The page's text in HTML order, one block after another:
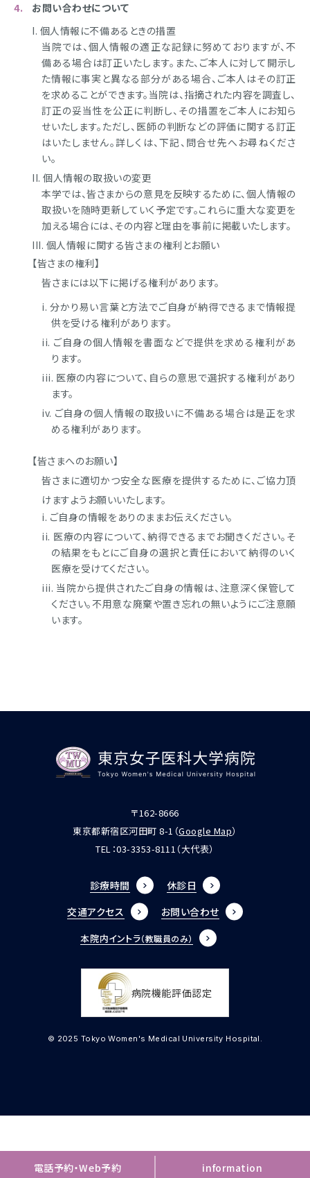
電話予約・Web予約 information
お問い合わせについて
個人情報に不備あるときの措置
当院では、個人情報の適正な記録に努めておりますが、不
備ある場合は訂正いたします。また、ご本人に対して開示し
た情報に事実と異なる部分がある場合、ご本人はその訂正
を求めることができます。当院は、指摘された内容を調査し、
訂正の妥当性を公正に判断し、その措置をご本人にお知ら
せいたします。ただし、医師の判断などの評価に関する訂正
はいたしません。詳しくは、下記、問合せ先へお尋ねくださ
い。
個人情報の取扱いの変更
本学では、皆さまからの意見を反映するために、個人情報の
取扱いを随時更新していく予定です。これらに重大な変更を
加える場合には、その内容と理由を事前に掲載いたします。
個人情報に関する皆さまの権利とお願い
【皆さまの権利】
皆さまには以下に掲げる権利があります。
分かり易い言葉と方法でご自身が納得できるまで情報提
供を受ける権利があります。
ご自身の個人情報を書面などで提供を求める権利があ
ります。
医療の内容について、自らの意思で選択する権利があり
ます。
ご自身の個人情報の取扱いに不備ある場合は是正を求
める権利があります。
【皆さまへのお願い】
皆さまに適切かつ安全な医療を提供するために、ご協力頂
けますようお願いいたします。
ご自身の情報をありのままお伝えください。
医療の内容について、納得できるまでお聞きください。そ
の結果をもとにご自身の選択と責任において納得のいく
医療を受けてください。
当院から提供されたご自身の情報は、注意深く保管して
ください。不用意な廃棄や置き忘れの無いようにご注意願
います。
〒162-8666
東京都新宿区河田町 8-1（Google Map）
TEL：03-3353-8111 （大代表）
診療時間
休診日
交通アクセス
お問い合わせ
本院内イントラ（教職員のみ）
病院機能評価認定
© 2025 Tokyo Women's Medical University Hospital.